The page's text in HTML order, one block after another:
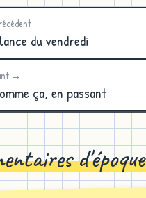
du vendredi
→
ça, en passant
d'époque